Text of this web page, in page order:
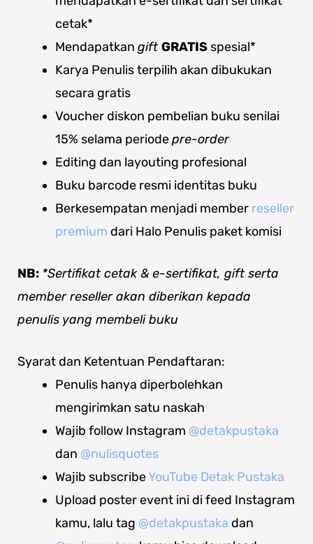
cetak*
Mendapatkan gift GRATIS spesial*
Karya Penulis terpilih akan dibukukan
secara gratis
Voucher diskon pembelian buku senilai
15% selama periodepre-order
Editing dan layouting profesional
Buku barcode resmi identitas buku
Berkesempatan menjadi member reseller
premium dari Halo Penulis paket komisi
NB: *Sertifikat cetak & e-sertifikat, gift serta
member reseller akan diberikan kepada
penulis yang membeli buku
Syarat dan Ketentuan Pendaftaran:
Penulis hanya diperbolehkan
mengirimkan satu naskah
Wajib follow Instagram @detakpustaka
dan @nulisquotes
Wajib subscribeYouTube Detak Pustaka
Upload poster event ini di feed Instagram
kamu, lalu tag @detakpustaka dan